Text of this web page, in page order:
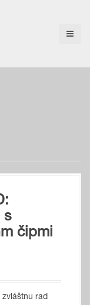
s
čipmi
zvláštnu rad